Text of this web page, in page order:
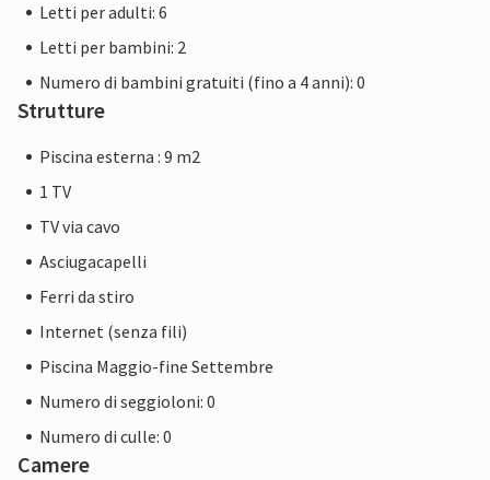
Letti per adulti: 6
Letti per bambini: 2
Numero di bambini gratuiti (fino a 4 anni): 0
Strutture
Piscina esterna : 9 m2
1 TV
TV via cavo
Asciugacapelli
Ferri da stiro
Internet (senza fili)
Piscina Maggio-fine Settembre
Numero di seggioloni: 0
Numero di culle: 0
Camere